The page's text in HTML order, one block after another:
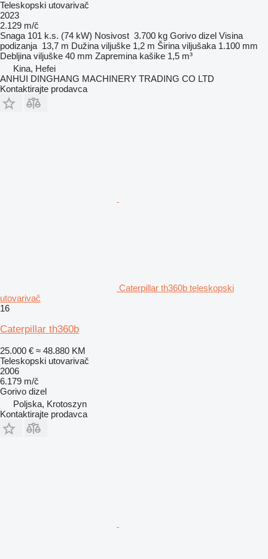
Teleskopski utovarivač
2023
2.129 m/č
Snaga 101 k.s. (74 kW) Nosivost 3.700 kg Gorivo dizel Visina
podizanja 13,7 m Dužina viljuške 1,2 m Širina viljušaka 1.100 mm
Debljina viljuške 40 mm Zapremina kašike 1,5 m³
Kina, Hefei
ANHUI DINGHANG MACHINERY TRADING CO LTD
Kontaktirajte prodavca
Caterpillar th360b teleskopski
utovarivač
16
Caterpillar th360b
25.000 € ≈ 48.880 KM
Teleskopski utovarivač
2006
6.179 m/č
Gorivo dizel
Poljska, Krotoszyn
Kontaktirajte prodavca